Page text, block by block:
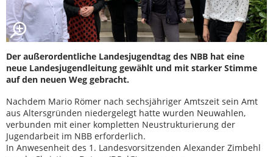
Der außerordentliche Landesjugendtag des NBB hat eine
neue Landesjugendleitung gewählt und mit starker Stimme
auf den neuen Weg gebracht.
Nachdem Mario Römer nach sechsjähriger Amtszeit sein Amt
aus Altersgründen niedergelegt hatte wurden Neuwahlen,
verbunden mit einer kompletten Neustrukturierung der
Jugendarbeit im NBB erforderlich.
In Anwesenheit des 1. Landesvorsitzenden Alexander Zimbehl